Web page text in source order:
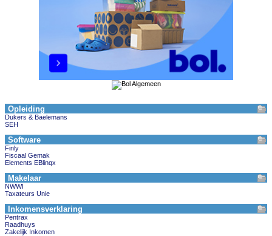
Opleiding
Dukers & Baelemans
SEH
Software
Finly
Fiscaal Gemak
Elements EBlinqx
Makelaar
NWWI
Taxateurs Unie
Inkomensverklaring
Pentrax
Raadhuys
Zakelijk Inkomen